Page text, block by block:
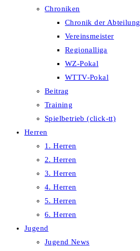
Chroniken
Chronik der Abteilung
Vereinsmeister
Regionalliga
WZ-Pokal
WTTV-Pokal
Beitrag
Training
Spielbetrieb (click-tt)
Herren
1. Herren
2. Herren
3. Herren
4. Herren
5. Herren
6. Herren
Jugend
Jugend News